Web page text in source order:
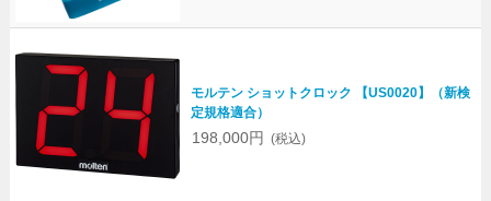
モルテン ショットクロック 【US0020】（新検
定規格適合）
198,000円 (税込)